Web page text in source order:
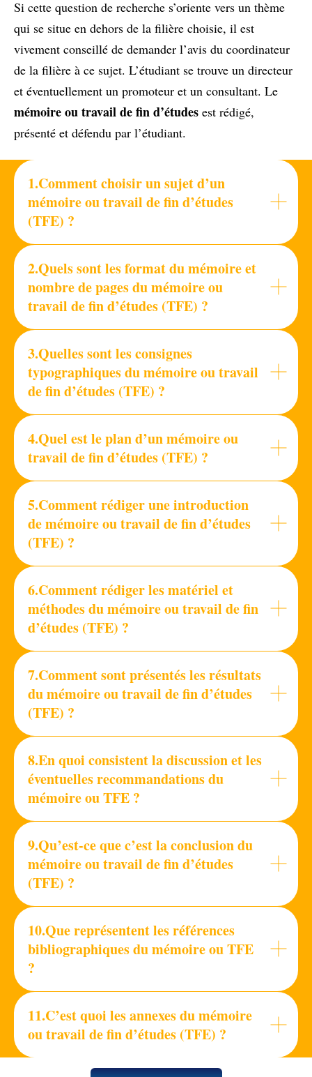
Si cette question de recherche s’oriente vers un thème
qui se situe en dehors de la filière choisie, il est
vivement conseillé de demander l’avis du coordinateur
de la filière à ce sujet. L’étudiant se trouve un directeur
et éventuellement un promoteur et un consultant. Le
mémoire ou travail de fin d’études est rédigé,
présenté et défendu par l’étudiant.
1.Comment choisir un sujet d’un
mémoire ou travail de fin d’études
(TFE) ?
2.Quels sont les format du mémoire et
nombre de pages du mémoire ou
travail de fin d’études (TFE) ?
3.Quelles sont les consignes
typographiques du mémoire ou travail
de fin d’études (TFE) ?
4.Quel est le plan d’un mémoire ou
travail de fin d’études (TFE) ?
5.Comment rédiger une introduction
de mémoire ou travail de fin d’études
(TFE) ?
6.Comment rédiger les matériel et
méthodes du mémoire ou travail de fin
d’études (TFE) ?
7.Comment sont présentés les résultats
du mémoire ou travail de fin d’études
(TFE) ?
8.En quoi consistent la discussion et les
éventuelles recommandations du
mémoire ou TFE ?
9.Qu’est-ce que c’est la conclusion du
mémoire ou travail de fin d’études
(TFE) ?
10.Que représentent les références
bibliographiques du mémoire ou TFE
?
11.C’est quoi les annexes du mémoire
ou travail de fin d’études (TFE) ?